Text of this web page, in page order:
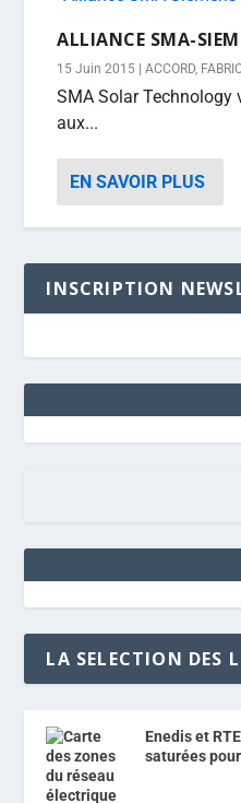
ALLIANCE SMA-
15 Juin 2015 |ACCORD,
SMA Solar Technology
aux...
EN SAVOIR PLUS
INSCRIPTION
LA SELECTION DES
Enedis et
saturées